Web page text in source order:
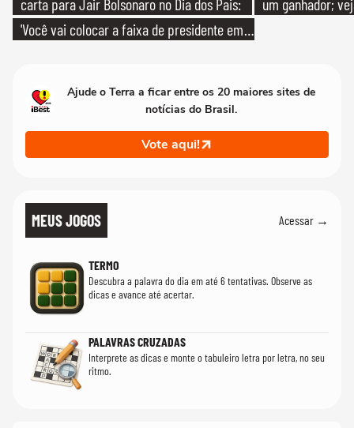
'Você vai colocar a faixa de presidente em
Ajude o Terra a ficar entre os 20 maiores sites de
notícias do Brasil.
Vote aqui!
MEUS JOGOS Acessar →
TERMO
Descubra a palavra do dia em até 6 tentativas. Observe as
dicas e avance até acertar.
PALAVRAS CRUZADAS
Interprete as dicas e monte o tabuleiro letra por letra, no seu
ritmo.